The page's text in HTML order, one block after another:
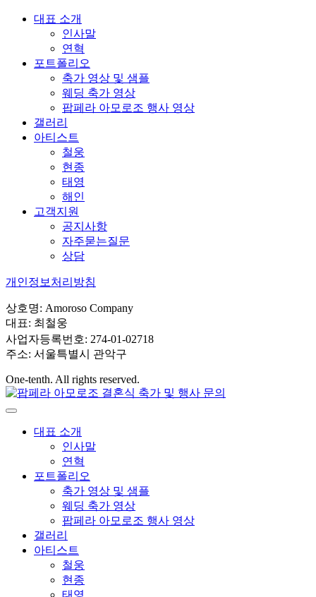
대표 소개
인사말
연혁
포트폴리오
축가 영상 및 샘플
웨딩 축가 영상
팝페라 아모로조 행사 영상
갤러리
아티스트
철웅
현종
태영
해인
고객지원
공지사항
자주묻는질문
상담
개인정보처리방침
상호명: Amoroso Company
대표: 최철웅
사업자등록번호: 274-01-02718
주소: 서울특별시 관악구
One-tenth. All rights reserved.
대표 소개
인사말
연혁
포트폴리오
축가 영상 및 샘플
웨딩 축가 영상
팝페라 아모로조 행사 영상
갤러리
아티스트
철웅
현종